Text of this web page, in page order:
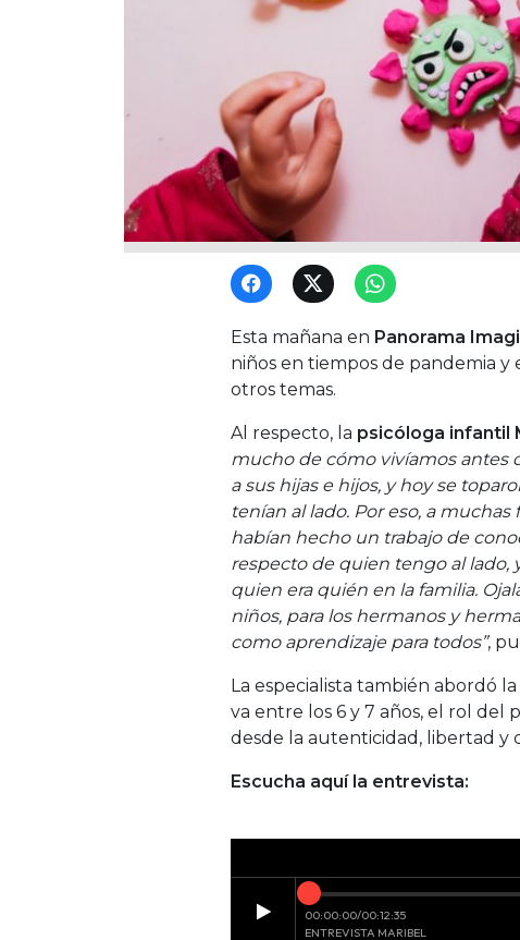
Esta mañana en Panorama
niños en tiempos de pandemia
otros temas.
Al respecto, la psicóloga infantil
mucho de cómo vivíamos antes
a sus hijas e hijos, y hoy se
tenían al lado. Por eso, a
habían hecho un trabajo de
respecto de quien tengo al lado,
quien era quién en la familia.
niños, para los hermanos y
como aprendizaje para todos”,
La especialista también abordó
va entre los 6 y 7 años, el rol del
desde la autenticidad, libertad y
Escucha aquí la entrevista: